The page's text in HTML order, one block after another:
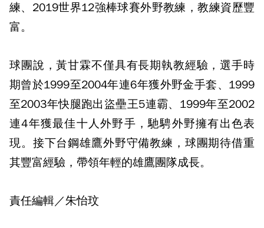
練、2019世界12強棒球賽外野教練，教練資歷豐
富。
球團說，黃甘霖不僅具有長期執教經驗，選手時
期曾於1999至2004年連6年獲外野金手套、1999
至2003年快腿跑出盜壘王5連霸、1999年至2002
連4年獲最佳十人外野手，馳騁外野擁有出色表
現。接下台鋼雄鷹外野守備教練，球團期待借重
其豐富經驗，帶領年輕的雄鷹團隊成長。
責任編輯／朱怡玟